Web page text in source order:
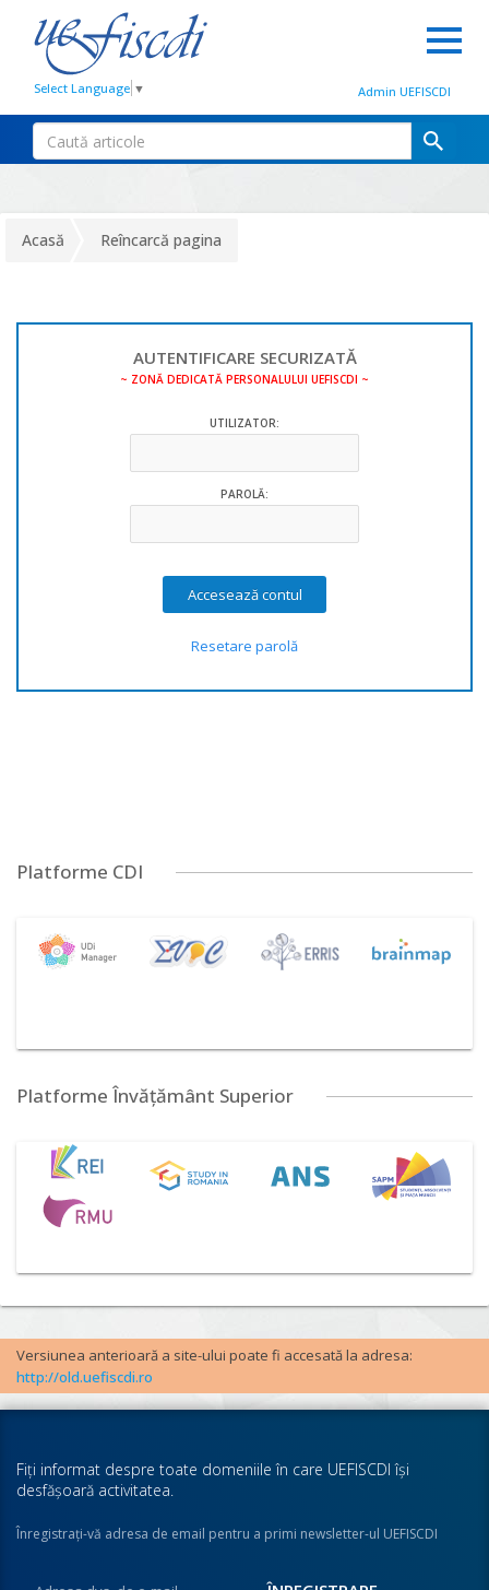
Select Language ▼ Admin UEFISCDI
Acasă Reîncarcă pagina
AUTENTIFICARE SECURIZATĂ
~ ZONĂ DEDICATĂ PERSONALULUI UEFISCDI ~
UTILIZATOR:
PAROLĂ:
Resetare parolă
Platforme CDI
Platforme Învățământ Superior
Versiunea anterioară a site-ului poate fi accesată la adresa:
http://old.uefiscdi.ro
Fiţi informat despre toate domeniile în care UEFISCDI îşi
desfăşoară activitatea.
Înregistraţi-vă adresa de email pentru a primi newsletter-ul UEFISCDI